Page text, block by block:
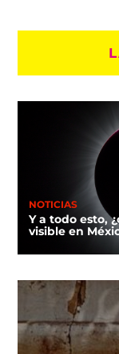
NOTICIAS
Y a todo esto,
visible en